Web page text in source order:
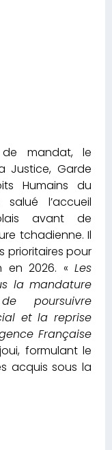
mandat, le
Justice, Garde
Humains du
l’accueil
avant de
tchadienne. Il
prioritaires pour
en 2026. « Les
la mandature
poursuivre
et la reprise
Française
formulant le
acquis sous la